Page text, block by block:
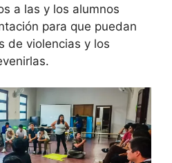
a las y los alumnos
para que puedan
de violencias y los